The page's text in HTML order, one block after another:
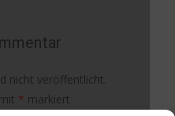
nicht veröffentlicht.
* markiert